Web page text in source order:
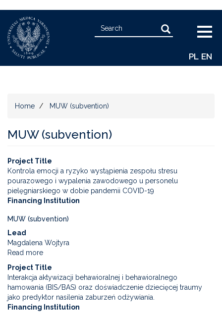
main
content
PL EN
Search Search
Home MUW (subvention)
MUW (subvention)
Project Title
Kontrola emocji a ryzyko wystąpienia zespołu stresu
pourazowego i wypalenia zawodowego u personelu
pielęgniarskiego w dobie pandemii COVID-19
Financing Institution
MUW (subvention)
Lead
Magdalena Wojtyra
Read more
Emotional
control
and
the
risk
of
Project Title
Interakcja aktywizacji behawioralnej i behawioralnego
hamowania (BIS/BAS) oraz doświadczenie dziecięcej traumy
jako predyktor nasilenia zaburzeń odżywiania.
Financing Institution